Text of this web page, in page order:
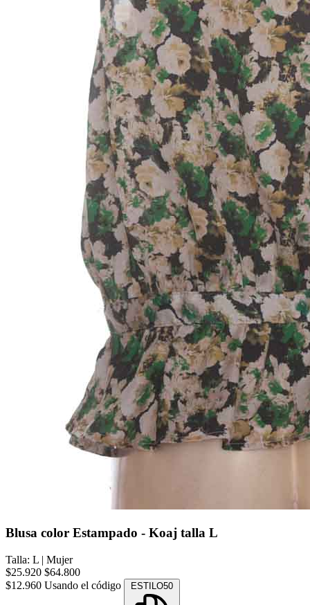
Blusa color Estampado - Koaj talla L
Talla: L | Mujer
$25.920 $64.800
$12.960 Usando el código ESTILO50